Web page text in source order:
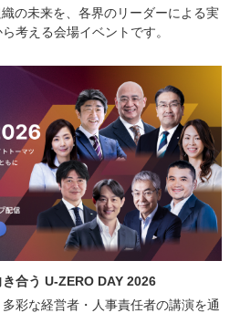
の未来を、各界のリーダーによる実
考える会場イベントです。
き合う U-ZERO DAY 2026
彩な経営者・人事責任者の講演を通